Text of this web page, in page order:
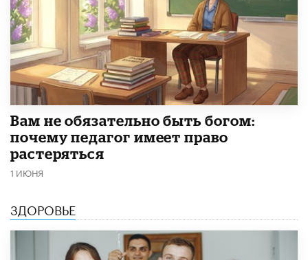
​Вам не обязательно быть богом:
почему педагог имеет право
растеряться
1 ИЮНЯ
ЗДОРОВЬЕ